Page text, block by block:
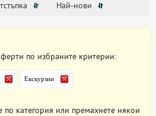
Най-нови
по избраните критерии:
Екскурзии
по категория или премахнете някои